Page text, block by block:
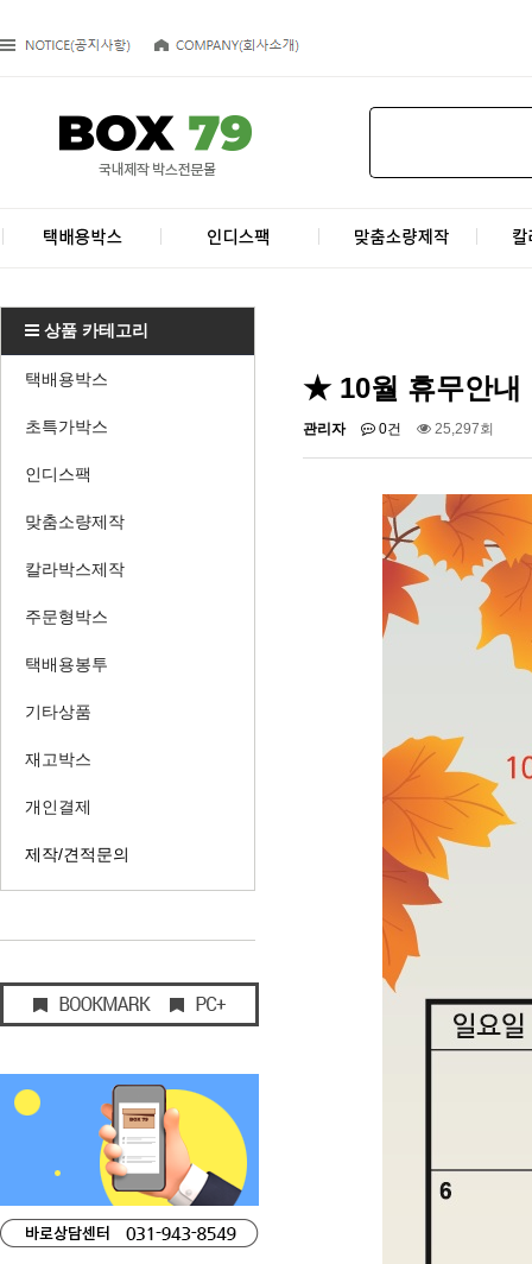
상품 카테고리
택배용박스
초특가박스
인디스팩
맞춤소량제작
칼라박스제작
주문형박스
택배용봉투
기타상품
재고박스
개인결제
제작/견적문의
★ 10월 휴무안내
관리자 0건 25,297회